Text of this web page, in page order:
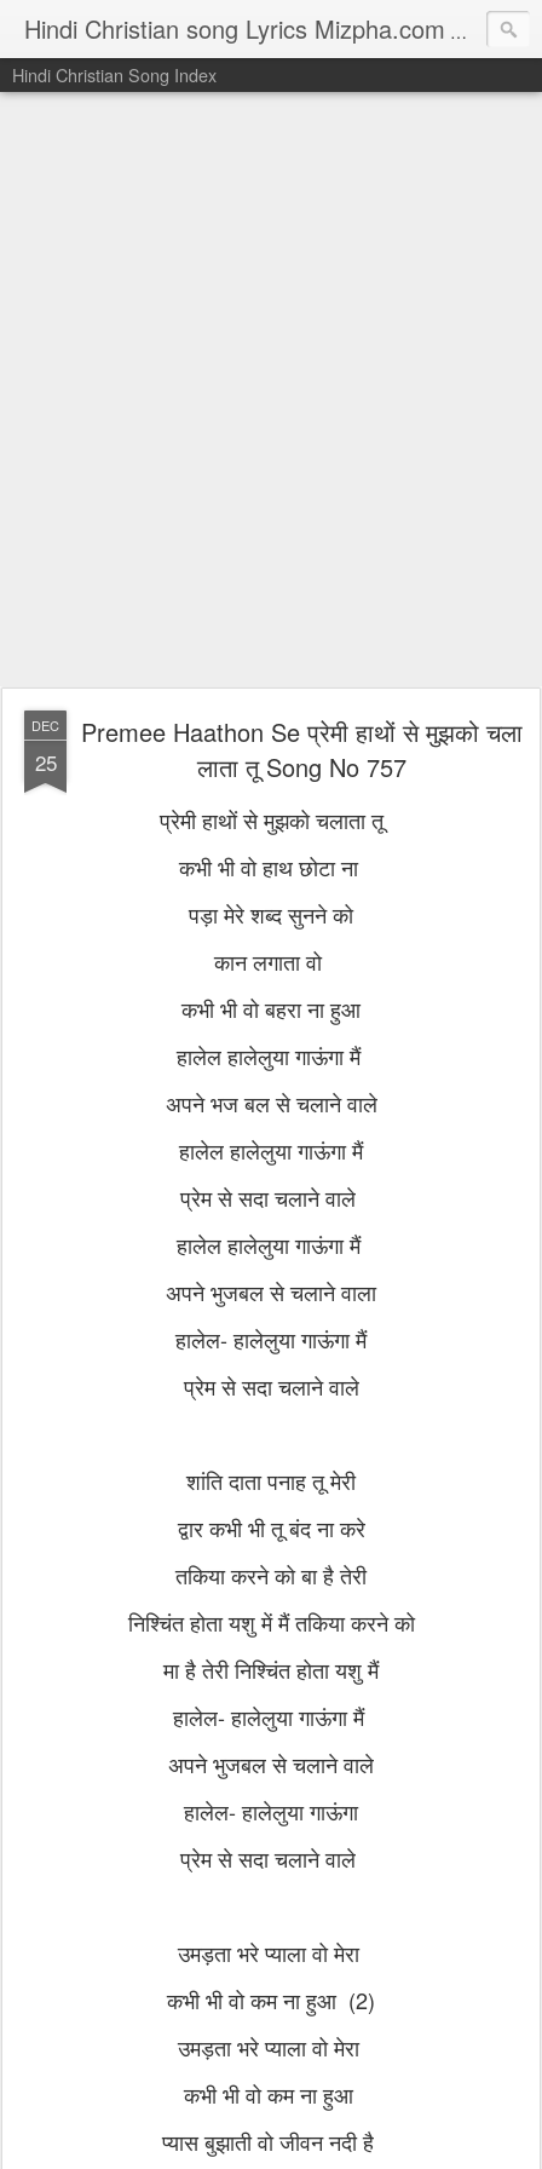
Hindi Christian song Lyrics Mizpha.com Hindi
Hindi Christian Song Index
DEC
25
Premee Haathon Se प्रेमी हाथों से मुझको चला
लाता तू Song No 757
प्रेमी हाथों से मुझको चलाता तू
कभी भी वो हाथ छोटा ना
पड़ा मेरे शब्द सुनने को
कान लगाता वो
कभी भी वो बहरा ना हुआ
हालेल हालेलुया गाऊंगा मैं
अपने भज बल से चलाने वाले
हालेल हालेलुया गाऊंगा मैं
प्रेम से सदा चलाने वाले
हालेल हालेलुया गाऊंगा मैं
अपने भुजबल से चलाने वाला
हालेल- हालेलुया गाऊंगा मैं
प्रेम से सदा चलाने वाले
शांति दाता पनाह तू मेरी
द्वार कभी भी तू बंद ना करे
तकिया करने को बा है तेरी
निश्चिंत होता यशु में मैं तकिया करने को
मा है तेरी निश्चिंत होता यशु मैं
हालेल- हालेलुया गाऊंगा मैं
अपने भुजबल से चलाने वाले
हालेल- हालेलुया गाऊंगा
प्रेम से सदा चलाने वाले
उमड़ता भरे प्याला वो मेरा
कभी भी वो कम ना हुआ (2)
उमड़ता भरे प्याला वो मेरा
कभी भी वो कम ना हुआ
प्यास बुझाती वो जीवन नदी है